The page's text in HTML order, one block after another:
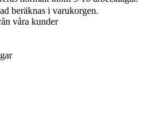
beräknas i varukorgen.
våra kunder